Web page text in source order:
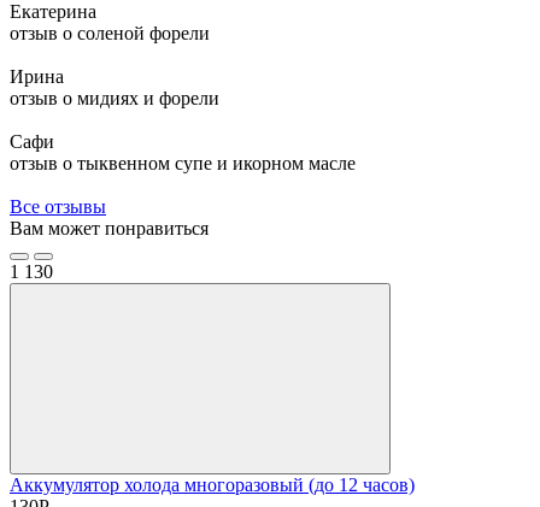
Екатерина
отзыв о соленой форели
Ирина
отзыв о мидиях и форели
Сафи
отзыв о тыквенном супе и икорном масле
Все отзывы
Вам может понравиться
1 130
Аккумулятор холода многоразовый (до 12 часов)